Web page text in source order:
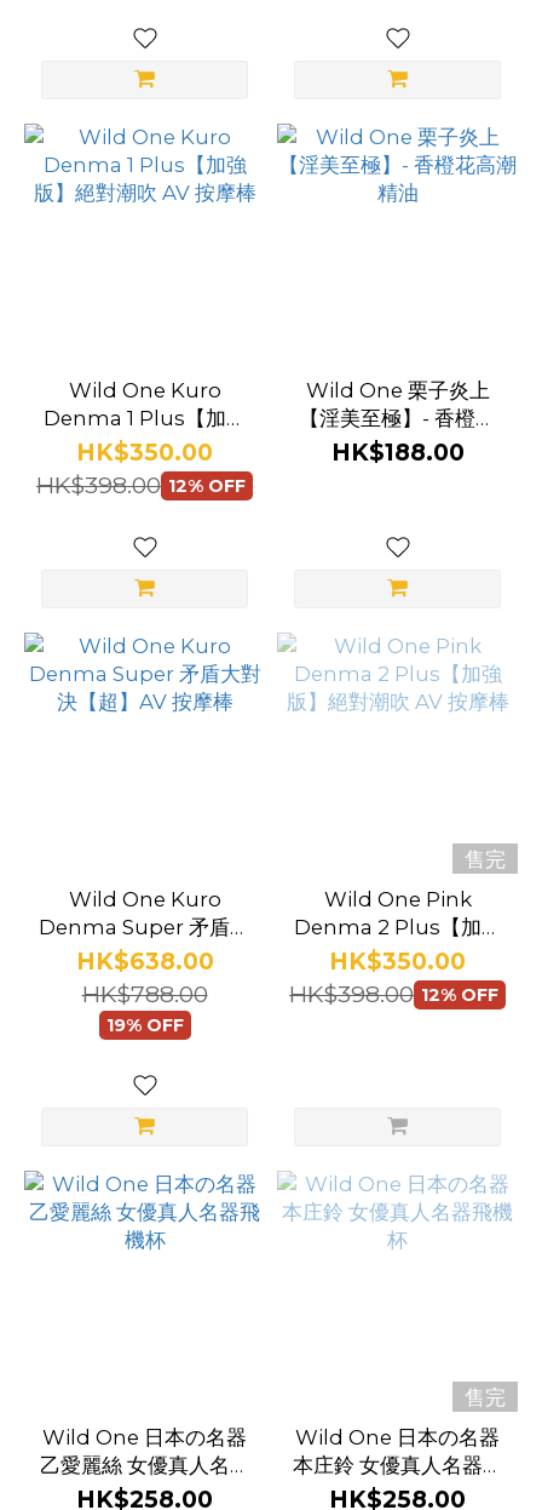
Wild One Kuro
Denma 1 Plus【加強
版】絕對潮吹 AV 按摩
棒
HK$350.00
HK$398.00 12% OFF
Wild One 栗子炎上
【淫美至極】- 香橙花
高潮精油
HK$188.00
Wild One Kuro
Denma Super 矛盾大
對決【超】AV 按摩棒
HK$638.00
HK$788.00
19% OFF
售完
Wild One Pink
Denma 2 Plus【加強
版】絕對潮吹 AV 按摩
棒
HK$350.00
HK$398.00 12% OFF
Wild One 日本の名器
乙愛麗絲 女優真人名器
飛機杯
HK$258.00
售完
Wild One 日本の名器
本庄鈴 女優真人名器飛
機杯
HK$258.00